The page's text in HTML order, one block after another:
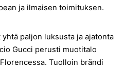
ja ilmaisen toimituksen.
paljon luksusta ja ajatonta
Gucci perusti muotitalo
Tuolloin brändi